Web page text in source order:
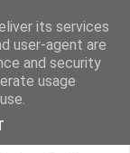
13
its services
user-agent are
and security
usage